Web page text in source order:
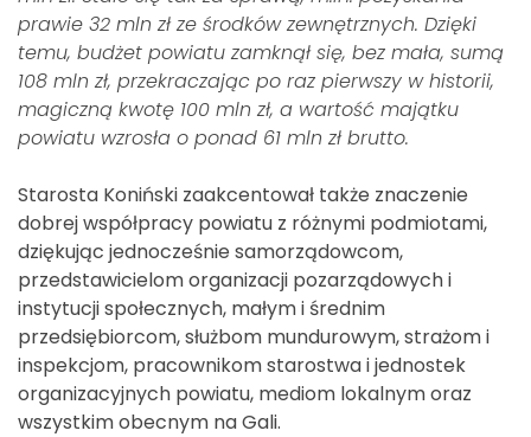
prawie 32 mln zł ze środków zewnętrznych. Dzięki
temu, budżet powiatu zamknął się, bez mała, sumą
108 mln zł, przekraczając po raz pierwszy w historii,
magiczną kwotę 100 mln zł, a wartość majątku
powiatu wzrosła o ponad 61 mln zł brutto.
Starosta Koniński zaakcentował także znaczenie
dobrej współpracy powiatu z różnymi podmiotami,
dziękując jednocześnie samorządowcom,
przedstawicielom organizacji pozarządowych i
instytucji społecznych, małym i średnim
przedsiębiorcom, służbom mundurowym, strażom i
inspekcjom, pracownikom starostwa i jednostek
organizacyjnych powiatu, mediom lokalnym oraz
wszystkim obecnym na Gali.